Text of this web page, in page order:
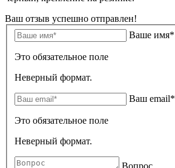
Ваш отзыв успешно отправлен!
Ваше имя*
Это обязательное поле
Неверный формат.
Ваш email*
Это обязательное поле
Неверный формат.
Вопрос